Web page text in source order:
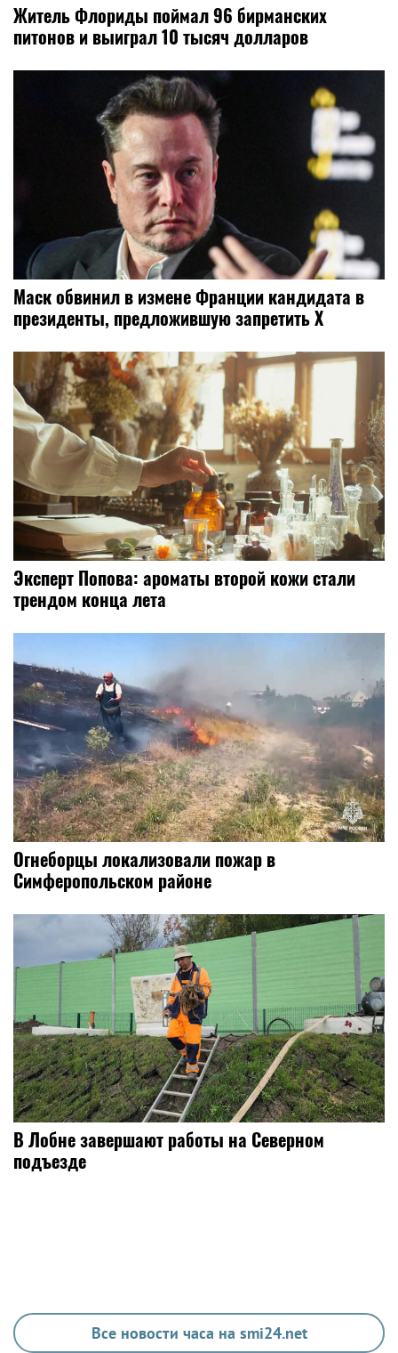
Житель Флориды поймал 96 бирманских
питонов и выиграл 10 тысяч долларов
Маск обвинил в измене Франции кандидата в
президенты, предложившую запретить X
Эксперт Попова: ароматы второй кожи стали
трендом конца лета
Огнеборцы локализовали пожар в
Симферопольском районе
В Лобне завершают работы на Северном
подъезде
Все новости часа на smi24.net